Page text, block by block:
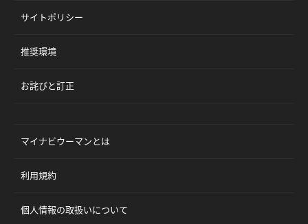
サイトポリシー
推奨環境
お詫びと訂正
マイナビウーマンとは
利用規約
個人情報の取扱いについて